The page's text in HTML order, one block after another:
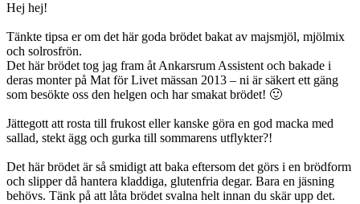
Hej hej!
Tänkte tipsa er om det här goda brödet bakat av majsmjöl, mjölmix
och solrosfrön.
Det här brödet tog jag fram åt Ankarsrum Assistent och bakade i
deras monter på Mat för Livet mässan 2013 – ni är säkert ett gäng
som besökte oss den helgen och har smakat brödet! 🙂
Jättegott att rosta till frukost eller kanske göra en god macka med
sallad, stekt ägg och gurka till sommarens utflykter?!
Det här brödet är så smidigt att baka eftersom det görs i en brödform
och slipper då hantera kladdiga, glutenfria degar. Bara en jäsning
behövs. Tänk på att låta brödet svalna helt innan du skär upp det.